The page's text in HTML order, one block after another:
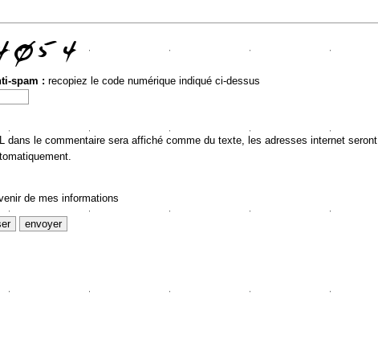
spam : recopiez le code numérique indiqué ci-dessus
dans le commentaire sera affiché comme du texte, les adresses internet seront
de mes informations